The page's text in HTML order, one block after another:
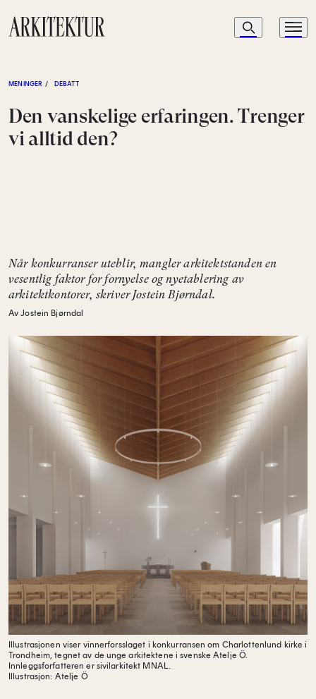
Navigasjon
Søk Meny
MENINGER / DEBATT
Den vanskelige erfaringen. Trenger
vi alltid den?
Når konkurranser uteblir, mangler arkitektstanden en
vesentlig faktor for fornyelse og nyetablering av
arkitektkontorer, skriver Jostein Bjørndal.
Av Jostein Bjørndal
Illustrasjonen viser vinnerforsslaget i konkurransen om Charlottenlund kirke i
Trondheim, tegnet av de unge arkitektene i svenske Atelje Ö.
Innleggsforfatteren er sivilarkitekt MNAL.
Illustrasjon: Atelje Ö